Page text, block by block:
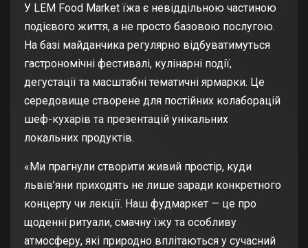
У LEM Food Market їжа є невіддільною частиною
подієвого життя, а не просто базовою послугою.
На базі майданчика регулярно відбуватимуться
гастрономічні фестивалі, кулінарні події,
дегустації та масштабні тематичні ярмарки. Це
середовище створене для постійних колаборацій
шеф-кухарів та презентацій унікальних
локальних продуктів.
«Ми прагнули створити живий простір, куди
львів’яни приходять не лише заради конкретного
концерту чи лекції. Наш фудмаркет — це про
щоденні ритуали, смачну їжу та особливу
атмосферу, які природно вплітаються у сучасний